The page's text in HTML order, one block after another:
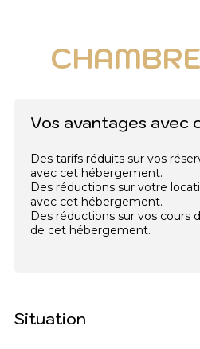
Vos avantages avec
Des tarifs réduits sur vos
avec cet hébergement.
Des réductions sur votre
avec cet hébergement.
Des réductions sur vos cours
de cet hébergement.
Situation